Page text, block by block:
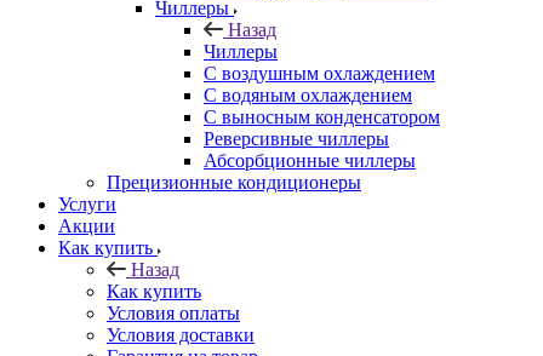
Чиллеры
Назад
Чиллеры
С воздушным охлаждением
С водяным охлаждением
С выносным конденсатором
Реверсивные чиллеры
Абсорбционные чиллеры
Прецизионные кондиционеры
Услуги
Акции
Как купить
Назад
Как купить
Условия оплаты
Условия доставки